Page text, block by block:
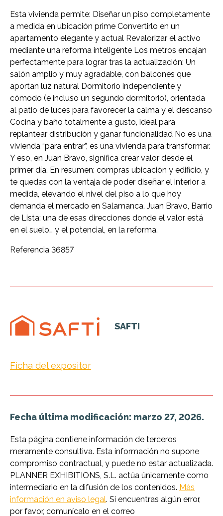
Esta vivienda permite: Diseñar un piso completamente
a medida en ubicación prime Convertirlo en un
apartamento elegante y actual Revalorizar el activo
mediante una reforma inteligente Los metros encajan
perfectamente para lograr tras la actualización: Un
salón amplio y muy agradable, con balcones que
aportan luz natural Dormitorio independiente y
cómodo (e incluso un segundo dormitorio), orientada
al patio de luces para favorecer la calma y el descanso
Cocina y baño totalmente a gusto, ideal para
replantear distribución y ganar funcionalidad No es una
vivienda “para entrar”, es una vivienda para transformar.
Y eso, en Juan Bravo, significa crear valor desde el
primer día. En resumen: compras ubicación y edificio, y
te quedas con la ventaja de poder diseñar el interior a
medida, elevando el nivel del piso a lo que hoy
demanda el mercado en Salamanca. Juan Bravo, Barrio
de Lista: una de esas direcciones donde el valor está
en el suelo… y el potencial, en la reforma.
Referencia 36857
SAFTI
Ficha del expositor
Fecha última modificación: marzo 27, 2026.
Esta página contiene información de terceros
meramente consultiva. Esta información no supone
compromiso contractual, y puede no estar actualizada.
PLANNER EXHIBITIONS, S.L. actúa únicamente como
intermediario en la difusión de los contenidos. Más
información en aviso legal. Si encuentras algún error,
por favor, comunícalo en el correo